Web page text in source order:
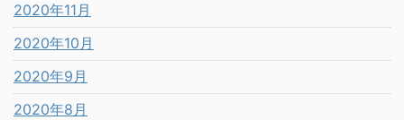
2020年11月
2020年10月
2020年9月
2020年8月